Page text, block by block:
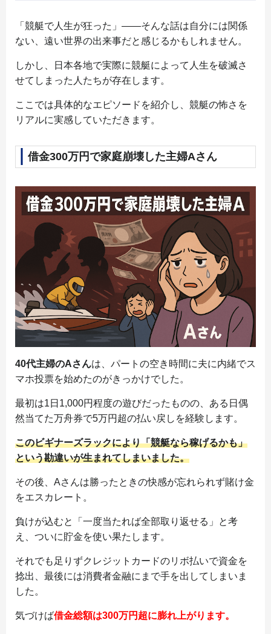
「競艇で人生が狂った」――そんな話は自分には関係
ない、遠い世界の出来事だと感じるかもしれません。
しかし、日本各地で実際に競艇によって人生を破滅さ
せてしまった人たちが存在します。
ここでは具体的なエピソードを紹介し、競艇の怖さを
リアルに実感していただきます。
借金300万円で家庭崩壊した主婦Aさん
40代主婦のAさんは、パートの空き時間に夫に内緒でス
マホ投票を始めたのがきっかけでした。
最初は1日1,000円程度の遊びだったものの、ある日偶
然当てた万舟券で5万円超の払い戻しを経験します。
このビギナーズラックにより「競艇なら稼げるかも」
という勘違いが生まれてしまいました。
その後、Aさんは勝ったときの快感が忘れられず賭け金
をエスカレート。
負けが込むと「一度当たれば全部取り返せる」と考
え、ついに貯金を使い果たします。
それでも足りずクレジットカードのリボ払いで資金を
捻出、最後には消費者金融にまで手を出してしまいま
した。
気づけば借金総額は300万円超に膨れ上がります。